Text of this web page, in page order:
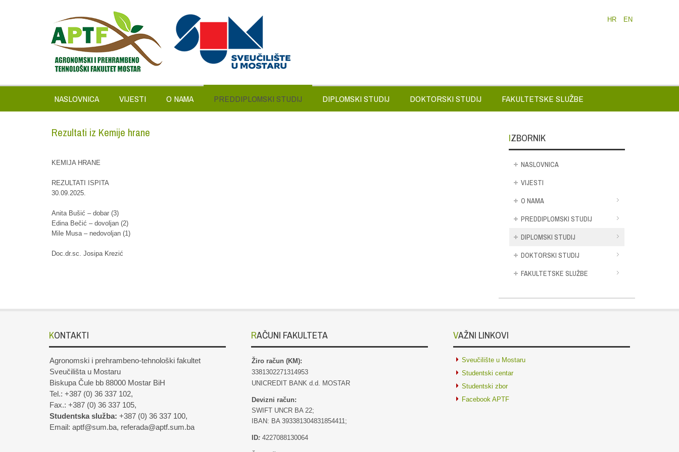
HR EN
NASLOVNICA VIJESTI O NAMA PREDDIPLOMSKI STUDIJ DIPLOMSKI STUDIJ DOKTORSKI STUDIJ FAKULTETSKE SLUŽBE
Rezultati iz Kemije hrane
KEMIJA HRANE
REZULTATI ISPITA
30.09.2025.
Anita Bušić – dobar (3)
Edina Bečić – dovoljan (2)
Mile Musa – nedovoljan (1)
Doc.dr.sc. Josipa Krezić
IZBORNIK
NASLOVNICA
VIJESTI
O NAMA
PREDDIPLOMSKI STUDIJ
DIPLOMSKI STUDIJ
DOKTORSKI STUDIJ
FAKULTETSKE SLUŽBE
KONTAKTI
Agronomski i prehrambeno-tehnološki fakultet
Sveučilišta u Mostaru
Biskupa Čule bb 88000 Mostar BiH
Tel.: +387 (0) 36 337 102,
Fax.: +387 (0) 36 337 105,
Studentska služba: +387 (0) 36 337 100,
Email: aptf@sum.ba, referada@aptf.sum.ba
RAČUNI FAKULTETA
Žiro račun (KM):
3381302271314953
UNICREDIT BANK d.d. MOSTAR
Devizni račun:
SWIFT UNCR BA 22;
IBAN: BA 393381304831854411;
ID: 4227088130064
VAŽNI LINKOVI
Sveučilište u Mostaru
Studentski centar
Studentski zbor
Facebook APTF